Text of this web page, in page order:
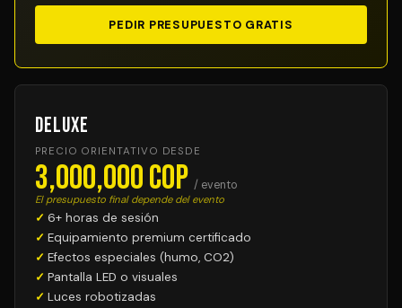
PEDIR PRESUPUESTO GRATIS
Deluxe
PRECIO ORIENTATIVO DESDE
3,000,000 COP / evento
El presupuesto final depende del evento
6+ horas de sesión
Equipamiento premium certificado
Efectos especiales (humo, CO2)
Pantalla LED o visuales
Luces robotizadas